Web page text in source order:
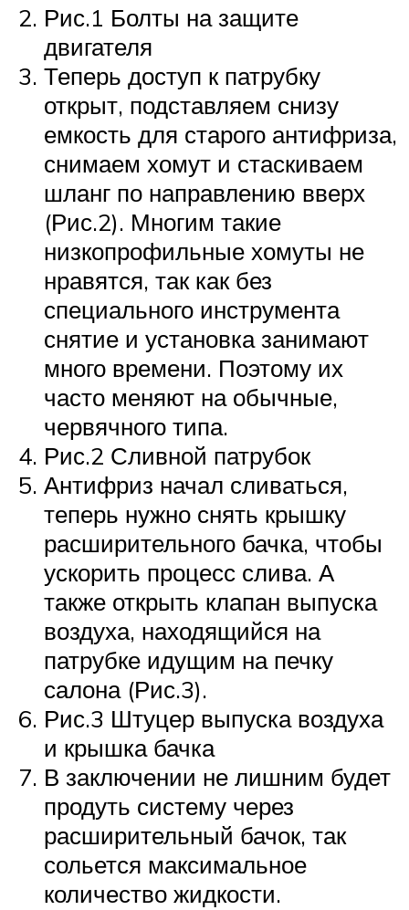
Рис.1 Болты на защите
двигателя
Теперь доступ к патрубку
открыт, подставляем снизу
емкость для старого антифриза,
снимаем хомут и стаскиваем
шланг по направлению вверх
(Рис.2). Многим такие
низкопрофильные хомуты не
нравятся, так как без
специального инструмента
снятие и установка занимают
много времени. Поэтому их
часто меняют на обычные,
червячного типа.
Рис.2 Сливной патрубок
Антифриз начал сливаться,
теперь нужно снять крышку
расширительного бачка, чтобы
ускорить процесс слива. А
также открыть клапан выпуска
воздуха, находящийся на
патрубке идущим на печку
салона (Рис.3).
Рис.3 Штуцер выпуска воздуха
и крышка бачка
В заключении не лишним будет
продуть систему через
расширительный бачок, так
сольется максимальное
количество жидкости.